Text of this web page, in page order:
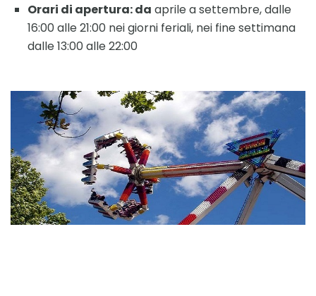
Orari di apertura: da aprile a settembre, dalle
16:00 alle 21:00 nei giorni feriali, nei fine settimana
dalle 13:00 alle 22:00